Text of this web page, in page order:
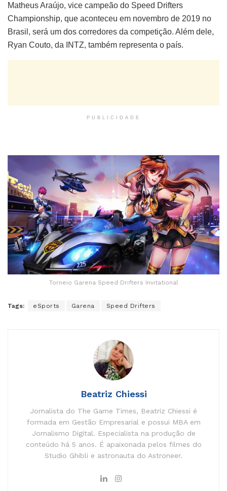
Matheus Araújo, vice campeão do Speed Drifters
Championship, que aconteceu em novembro de 2019 no
Brasil, será um dos corredores da competição. Além dele,
Ryan Couto, da INTZ, também representa o país.
PUBLICIDADE
Torneio Garena Speed Drifters Invitational
Tags: eSports Garena Speed Drifters
Beatriz Chiessi
Jornalista do The Game Times, Beatriz Chiessi é
formada em Gestão Empresarial e possui MBA em
Jornalismo Digital. Especialista na produção de
conteúdo há 5 anos. É apaixonada pelos filmes do
Studio Ghibli e astronauta do Astroneer.